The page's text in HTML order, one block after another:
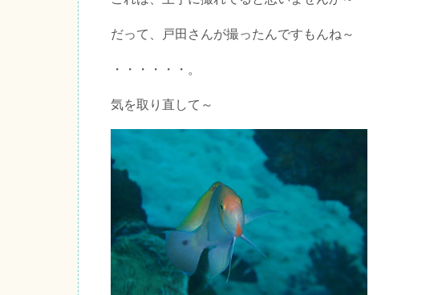
だって、戸田さんが撮ったんですもんね～
・・・・・・。
気を取り直して～